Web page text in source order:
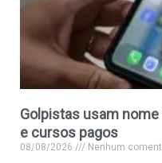
Golpistas usam
e cursos pagos
08/08/2026 Nenhum